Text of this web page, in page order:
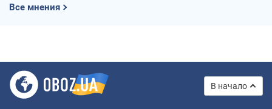
Все мнения
В начало